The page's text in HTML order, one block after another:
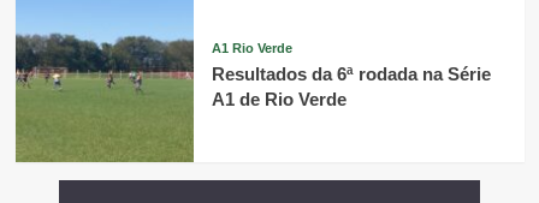
A1 Rio Verde
Resultados da 6ª rodada na Série
A1 de Rio Verde